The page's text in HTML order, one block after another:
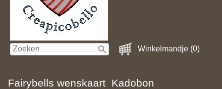
Winkelmandje (0)
Fairybells wenskaart Kadobon